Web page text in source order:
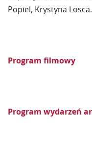
Popiel, Krystyna Losca.
Program filmowy
Program wydarzeń